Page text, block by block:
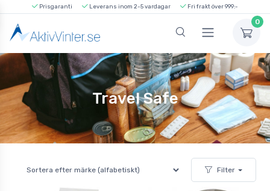
Prisgaranti Leverans inom 2-5 vardagar Fri frakt över 999:-
0
Travel Safe
Filter